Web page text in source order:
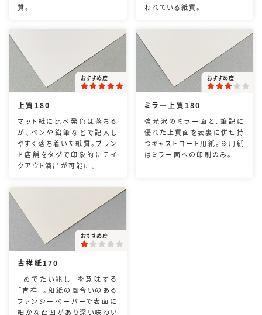
質。
われている紙質。
おすすめ度
上質180
マット紙に比べ発色は落ちる
が、ペンや鉛筆などで記入し
やすく落ち着いた紙質。ブラン
ド店舗をタグで印象的にテイ
クアウト演出が可能に。
おすすめ度
ミラー上質180
強光沢のミラー面と、筆記に
優れた上質面を表裏に併せ持
つキャストコート用紙。※用紙
はミラー面への印刷のみ。
おすすめ度
古祥紙170
「めでたい兆し」を意味する
「吉祥」。和紙の風合いのある
ファンシーペーパーで表面に
細かな凸凹があり深い味わい